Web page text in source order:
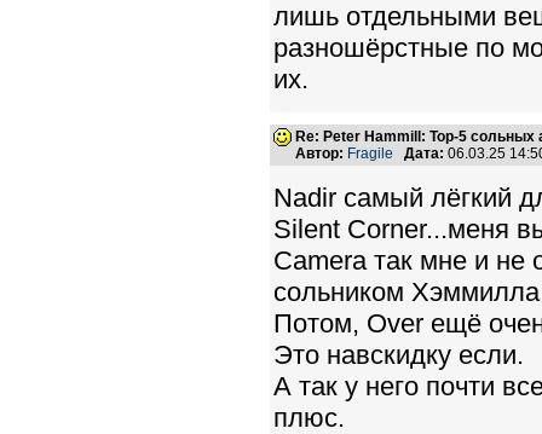
лишь отдельными
разношёрстные по
их.
Re: Peter Hammill: Top-5 сольных
Автор: Fragile Дата: 06.03.25
Nadir самый лёгкий
Silent Corner...меня
Camera так мне и
сольником
Потом, Over ещё
Это навскидку если.
А так у него почти
плюс.